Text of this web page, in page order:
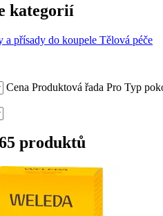
kategorií
a přísady do koupele Tělová péče
Cena Produktová řada Pro Typ
produktů